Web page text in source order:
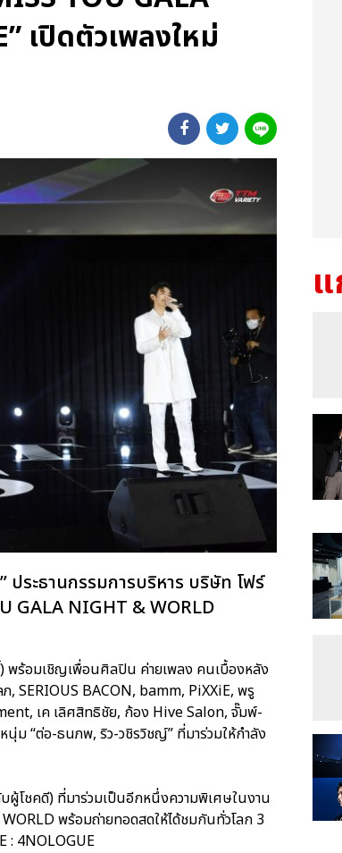
เปิดตัวเพลงใหม่
ประธานกรรมการบริหาร บริษัท โฟร์
GALA NIGHT & WORLD
พร้อมเชิญเพื่อนศิลปิน ค่ายเพลง คนเบื้องหลัง
, SERIOUS BACON, bamm, PiXXiE, พรู
เค เลิศสิทธิชัย, ก้อง Hive Salon, จั๊มพ์-
“ต่อ-ธนภพ, ริว-วชิรวิชญ์” ที่มาร่วมให้กำลัง
โชคดี) ที่มาร่วมเป็นอีกหนึ่งความพิเศษในงาน
พร้อมถ่ายทอดสดให้ได้ชมกันทั่วโลก 3
: 4NOLOGUE